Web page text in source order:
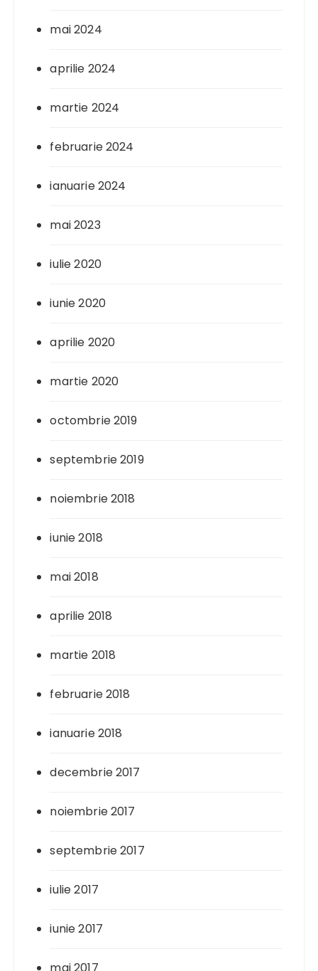
mai 2024
aprilie 2024
martie 2024
februarie 2024
ianuarie 2024
mai 2023
iulie 2020
iunie 2020
aprilie 2020
martie 2020
octombrie 2019
septembrie 2019
noiembrie 2018
iunie 2018
mai 2018
aprilie 2018
martie 2018
februarie 2018
ianuarie 2018
decembrie 2017
noiembrie 2017
septembrie 2017
iulie 2017
iunie 2017